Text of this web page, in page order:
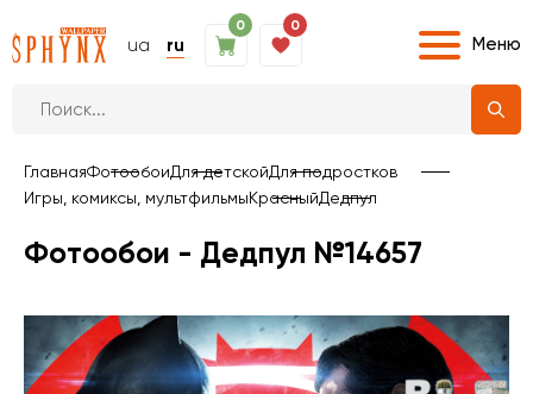
ua ru
0 0
Меню
ГлавнаяФотообоиДля детскойДля подростков
Игры, комиксы, мультфильмыКрасныйДедпул
Фотообои - Дедпул №14657